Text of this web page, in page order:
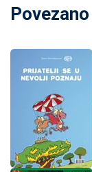
Povezano